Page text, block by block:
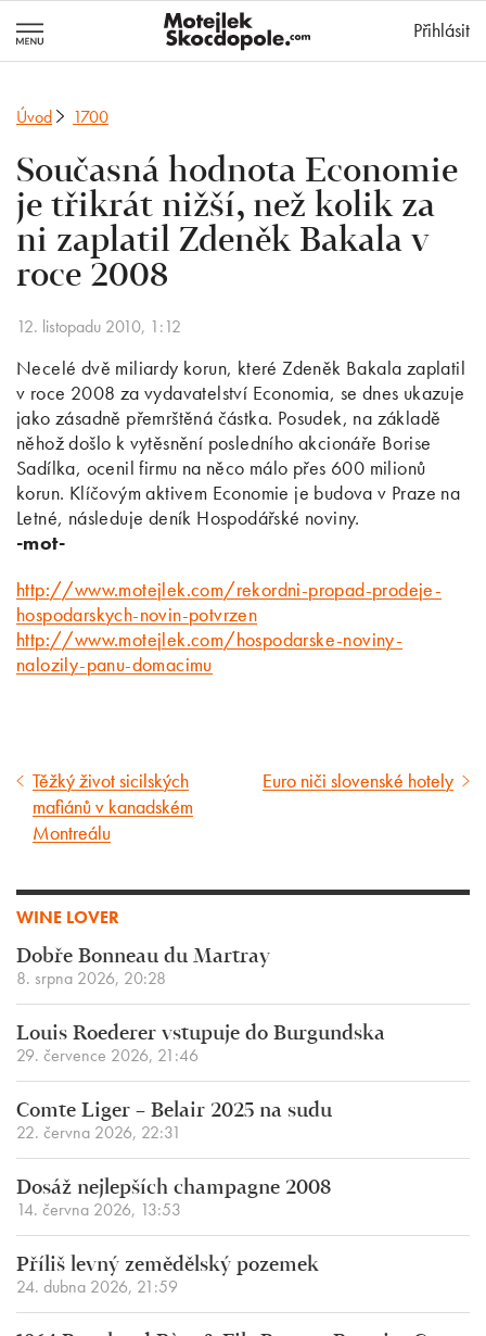
Přihlásit
Úvod 1700
Současná hodnota Economie
je třikrát nižší, než kolik za
ni zaplatil Zdeněk Bakala v
roce 2008
12. listopadu 2010, 1:12
Necelé dvě miliardy korun, které Zdeněk Bakala zaplatil
v roce 2008 za vydavatelství Economia, se dnes ukazuje
jako zásadně přemrštěná částka. Posudek, na základě
něhož došlo k vytěsnění posledního akcionáře Borise
Sadílka, ocenil firmu na něco málo přes 600 milionů
korun. Klíčovým aktivem Economie je budova v Praze na
Letné, následuje deník Hospodářské noviny.
-mot-
http://www.motejlek.com/rekordni-propad-prodeje-
hospodarskych-novin-potvrzen
http://www.motejlek.com/hospodarske-noviny-
nalozily-panu-domacimu
Předcházející
článek
Těžký život sicilských
mafiánů v kanadském
Montreálu
Následující
Euro niči slovenské hotely
WINE LOVER
Dobře Bonneau du Martray
8. srpna 2026, 20:28
Louis Roederer vstupuje do Burgundska
29. července 2026, 21:46
Comte Liger – Belair 2025 na sudu
22. června 2026, 22:31
Dosáž nejlepších champagne 2008
14. června 2026, 13:53
Příliš levný zemědělský pozemek
24. dubna 2026, 21:59